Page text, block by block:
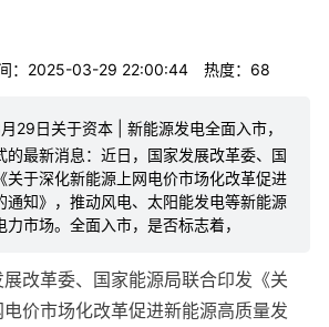
：2025-03-29 22:00:44 热度： 68
29日关于资本 | 新能源发电全面入市，
的最新消息：近日，国家发展改革委、国
关于深化新能源上网电价市场化改革促进
通知》，推动风电、太阳能发电等新能源
力市场。全面入市，是否标志着，
改革委、国家能源局联合印发《关
价市场化改革促进新能源高质量发